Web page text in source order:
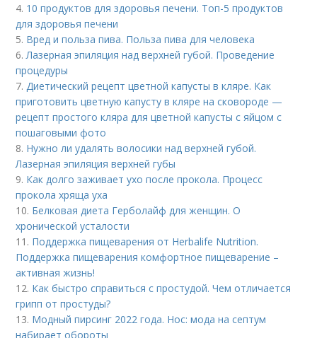
4. 10 продуктов для здоровья печени. Топ-5 продуктов
для здоровья печени
5. Вред и польза пива. Польза пива для человека
6.Лазерная эпиляция над верхней губой. Проведение
процедуры
7.Диетический рецепт цветной капусты в кляре. Как
приготовить цветную капусту в кляре на сковороде —
рецепт простого кляра для цветной капусты с яйцом с
пошаговыми фото
8. Нужно ли удалять волосики над верхней губой.
Лазерная эпиляция верхней губы
9. Как долго заживает ухо после прокола. Процесс
прокола хряща уха
10. Белковая диета Герболайф для женщин. О
хронической усталости
11. Поддержка пищеварения от Herbalife Nutrition.
Поддержка пищеварения комфортное пищеварение –
активная жизнь!
12. Как быстро справиться с простудой. Чем отличается
грипп от простуды?
13. Модный пирсинг 2022 года. Нос: мода на септум
набирает обороты